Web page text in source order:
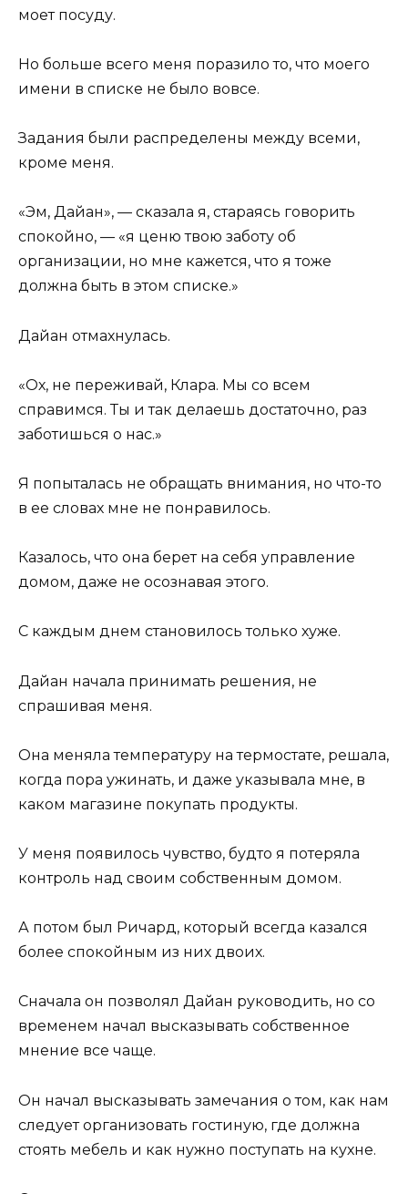
моет посуду.
Но больше всего меня поразило то, что моего
имени в списке не было вовсе.
Задания были распределены между всеми,
кроме меня.
«Эм, Дайан», — сказала я, стараясь говорить
спокойно, — «я ценю твою заботу об
организации, но мне кажется, что я тоже
должна быть в этом списке.»
Дайан отмахнулась.
«Ох, не переживай, Клара. Мы со всем
справимся. Ты и так делаешь достаточно, раз
заботишься о нас.»
Я попыталась не обращать внимания, но что-то
в ее словах мне не понравилось.
Казалось, что она берет на себя управление
домом, даже не осознавая этого.
С каждым днем становилось только хуже.
Дайан начала принимать решения, не
спрашивая меня.
Она меняла температуру на термостате, решала,
когда пора ужинать, и даже указывала мне, в
каком магазине покупать продукты.
У меня появилось чувство, будто я потеряла
контроль над своим собственным домом.
А потом был Ричард, который всегда казался
более спокойным из них двоих.
Сначала он позволял Дайан руководить, но со
временем начал высказывать собственное
мнение все чаще.
Он начал высказывать замечания о том, как нам
следует организовать гостиную, где должна
стоять мебель и как нужно поступать на кухне.